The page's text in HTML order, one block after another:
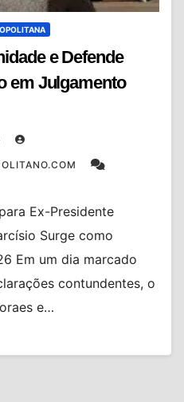
e Defende
em Julgamento
Ex-Presidente
Surge como
Em um dia marcado
contundentes, o
e…